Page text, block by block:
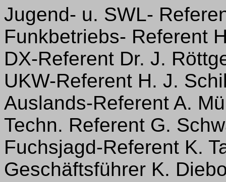
Jugend- u. SWL-
Funkbetriebs- Referent
DX-Referent Dr. J.
UKW-Referent H. J.
Auslands-Referent A.
Techn. Referent G.
Fuchsjagd-Referent K.
Geschäftsführer K.